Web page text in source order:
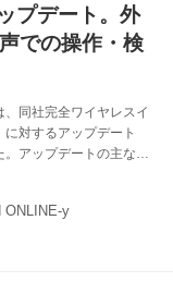
プデート。外
での操作・検
同社完全ワイヤレスイ
対するアップデート
。アップデートの主な内
ンの自由度の向上、機
れる。 アップデート内
象機種：ATH-TWX9 対
ONLINE-y